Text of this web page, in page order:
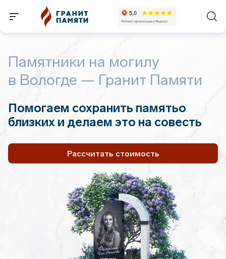
Памятники на могилу
в Вологде — Гранит Памяти
Помогаем сохранить памятьо
близких и делаем это на совесть
Рассчитать стоимость